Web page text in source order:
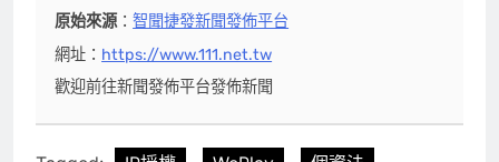
原始來源：智聞捷發新聞發佈平台
網址： https://www.111.net.tw
歡迎前往新聞發佈平台發佈新聞